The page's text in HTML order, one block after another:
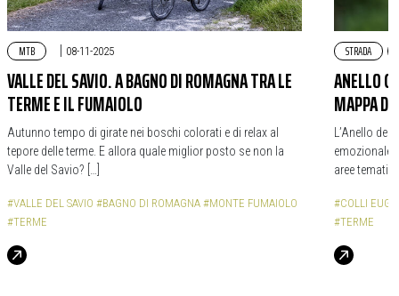
MTB | 08-11-2025
VALLE DEL SAVIO. A BAGNO DI ROMAGNA TRA LE
TERME E IL FUMAIOLO
Autunno tempo di girate nei boschi colorati e di relax al
tepore delle terme. E allora quale miglior posto se non la
Valle del Savio? […]
#VALLE DEL SAVIO #BAGNO DI ROMAGNA #MONTE FUMAIOLO
#TERME
STRADA
ANELLO
MAPPA
L’Anello
emozionale.
aree
#COLLI
#TERME